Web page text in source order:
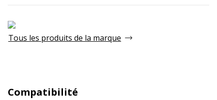
Tous les produits de la marque
Compatibilité